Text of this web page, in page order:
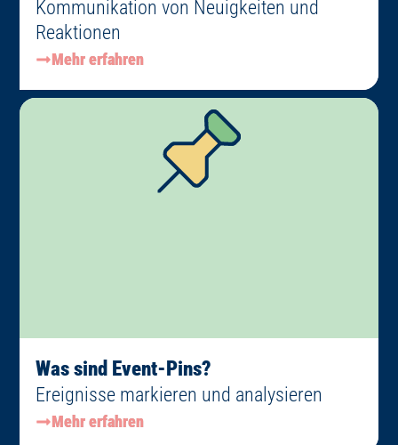
Kommunikation von Neuigkeiten und
Reaktionen
Mehr erfahren
Was sind Event-Pins?
Ereignisse markieren und analysieren
Mehr erfahren